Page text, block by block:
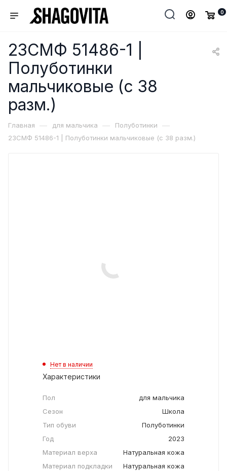
0
23СМФ 51486-1 |
Полуботинки
мальчиковые (с 38
разм.)
Главная — для мальчика — Полуботинки —
23СМФ 51486-1 | Полуботинки мальчиковые (с 38 разм.)
Нет в наличии
Характеристики
Пол
для мальчика
Сезон
Школа
Тип обуви
Полуботинки
Год
2023
Материал верха
Натуральная кожа
Материал подкладки
Натуральная кожа